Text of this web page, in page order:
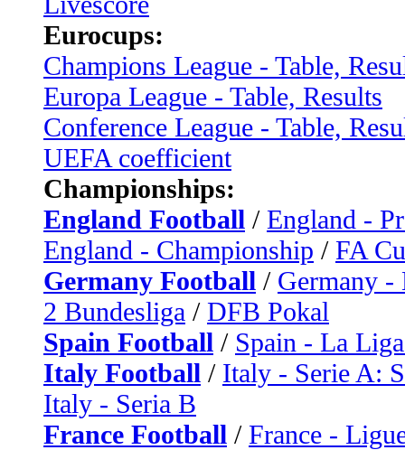
Eurocups:
Champions League - Table,
Europa League - Table, Results
Conference League - Table,
UEFA coefficient
Championships:
England Football / England -
England - Championship / FA
Germany Football / Germany -
2 Bundesliga / DFB Pokal
Spain Football / Spain - La
Italy Football / Italy - Serie A:
Italy - Seria B
France Football / France -